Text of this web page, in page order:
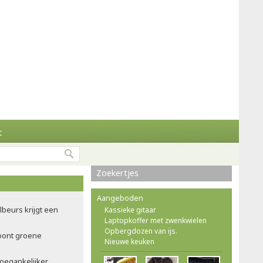
krijgt een
groene
Zoekertjes
Aangeboden
Kassieke gitaar
Laptopkoffer met zwenkwielen
Opbergdozen van ijs.
Nieuwe keuken